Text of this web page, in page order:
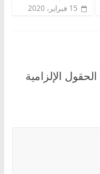
15 فبراير، 2020
الحقول الإلزامية